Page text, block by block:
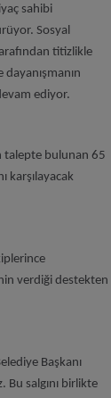
sahibi
Sosyal
titizlikle
ediyor.
talepte bulunan 65
karşılayacak
verdiği destekten
Başkanı
salgını birlikte